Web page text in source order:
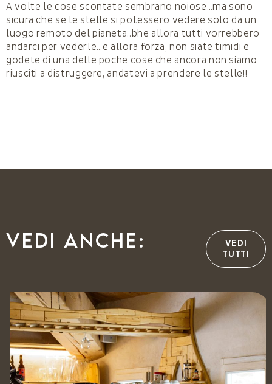
A volte le cose scontate sembrano noiose…ma sono
sicura che se le stelle si potessero vedere solo da un
luogo remoto del pianeta..bhe allora tutti vorrebbero
andarci per vederle…e allora forza, non siate timidi e
godete di una delle poche cose che ancora non siamo
riusciti a distruggere, andatevi a prendere le stelle!!
Vedi anche:
VEDI
TUTTI